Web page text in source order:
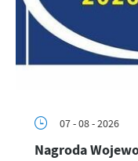
07 - 08 - 2026
Nagroda